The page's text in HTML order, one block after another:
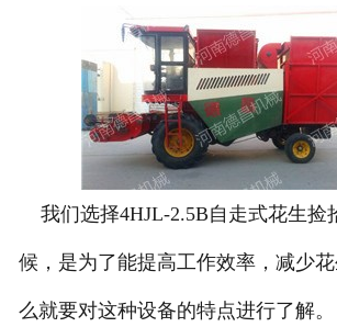
花生机
花生挖掘机
我们选择4HJL-2.5B自走式花生捡
候，是为了能提高工作效率，减少
么就要对这种设备的特点进行了解。